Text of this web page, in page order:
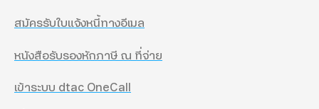
สมัครรับใบแจ้งหนี้ทางอีเมล
หนังสือรับรองหักภาษี ณ ที่จ่าย
เข้าระบบ dtac OneCall